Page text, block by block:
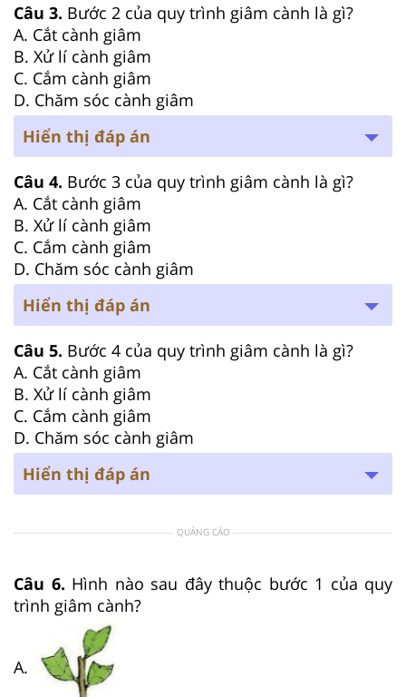
Câu 3. Bước 2 của quy trình giâm cành là gì?
A. Cắt cành giâm
B. Xử lí cành giâm
C. Cắm cành giâm
D. Chăm sóc cành giâm
Hiển thị đáp án
Câu 4. Bước 3 của quy trình giâm cành là gì?
A. Cắt cành giâm
B. Xử lí cành giâm
C. Cắm cành giâm
D. Chăm sóc cành giâm
Hiển thị đáp án
Câu 5. Bước 4 của quy trình giâm cành là gì?
A. Cắt cành giâm
B. Xử lí cành giâm
C. Cắm cành giâm
D. Chăm sóc cành giâm
Hiển thị đáp án
QUẢNG CÁO
Câu 6. Hình nào sau đây thuộc bước 1 của quy
trình giâm cành?
A.